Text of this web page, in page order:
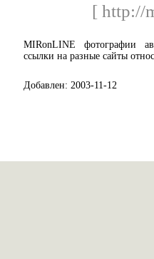
[ http://
MIRonLINE фотографии
ссылки на разные сайты
Добавлен: 2003-11-12